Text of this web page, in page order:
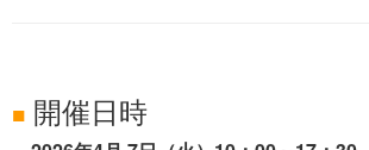
■ 開催日時